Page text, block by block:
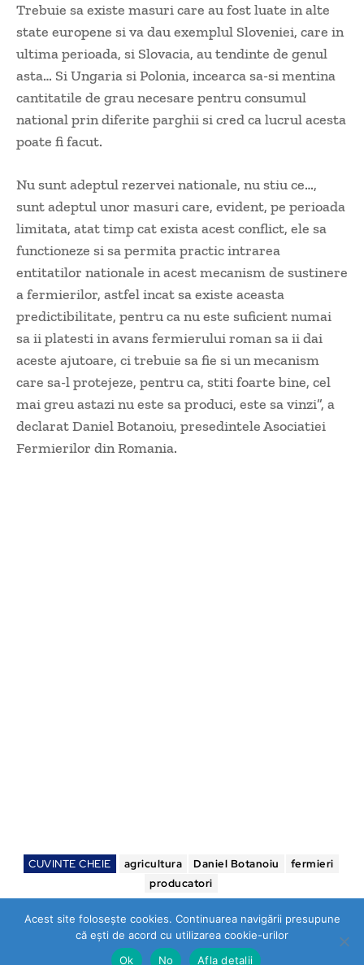
Trebuie sa existe masuri care au fost luate in alte
state europene si va dau exemplul Sloveniei, care in
ultima perioada, si Slovacia, au tendinte de genul
asta… Si Ungaria si Polonia, incearca sa-si mentina
cantitatile de grau necesare pentru consumul
national prin diferite parghii si cred ca lucrul acesta
poate fi facut.
Nu sunt adeptul rezervei nationale, nu stiu ce…,
sunt adeptul unor masuri care, evident, pe perioada
limitata, atat timp cat exista acest conflict, ele sa
functioneze si sa permita practic intrarea
entitatilor nationale in acest mecanism de sustinere
a fermierilor, astfel incat sa existe aceasta
predictibilitate, pentru ca nu este suficient numai
sa ii platesti in avans fermierului roman sa ii dai
aceste ajutoare, ci trebuie sa fie si un mecanism
care sa-l protejeze, pentru ca, stiti foarte bine, cel
mai greu astazi nu este sa produci, este sa vinzi”, a
declarat Daniel Botanoiu, presedintele Asociatiei
Fermierilor din Romania.
CUVINTE CHEIE agricultura Daniel Botanoiu
fermieri
producatori
Acest site folosește cookies. Continuarea navigării presupune
că ești de acord cu utilizarea cookie-urilor
Ok
No Afla detalii